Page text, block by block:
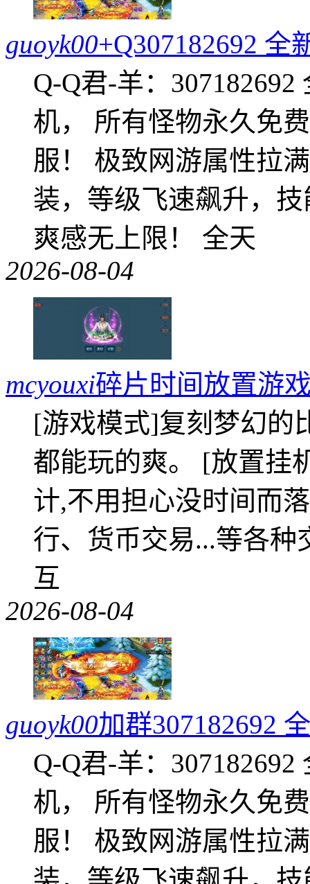
guoyk00+Q307182692
Q-Q君-羊：
机， 所有怪物永久免
服！ 极致网游属性拉
装，等级飞速飙升，
爽感无上限！ 全天
2026-08-04
mcyouxi碎片时间放置游
[游戏模式]复刻梦幻的
都能玩的爽。 [放置挂
计,不用担心没时间而
行、货币交易...等各
互
2026-08-04
guoyk00加群307182692
Q-Q君-羊：
机， 所有怪物永久免
服！ 极致网游属性拉